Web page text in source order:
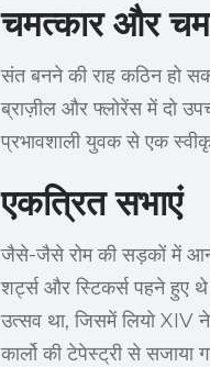
चमत्कार और
संत बनने की राह कठिन हो
ब्राज़ील और फ्लोरेंस में दो
प्रभावशाली युवक से एक
एकत्रित सभाएं
जैसे-जैसे रोम की सड़कों में
शर्ट्स और स्टिकर्स पहने हुए
उत्सव था, जिसमें लियो XIV
कार्लो की टेपेस्ट्री से सजाया